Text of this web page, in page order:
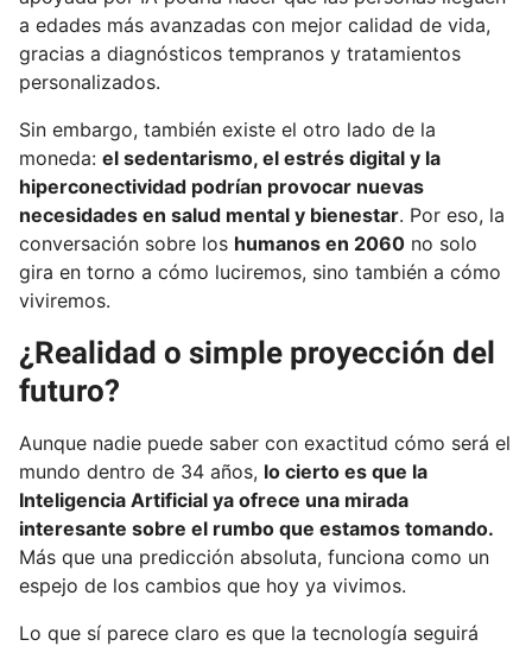
a edades más avanzadas con mejor calidad de vida,
gracias a diagnósticos tempranos y tratamientos
personalizados.
Sin embargo, también existe el otro lado de la
moneda: el sedentarismo, el estrés digital y la
hiperconectividad podrían provocar nuevas
necesidades en salud mental y bienestar. Por eso, la
conversación sobre los humanos en 2060 no solo
gira en torno a cómo luciremos, sino también a cómo
viviremos.
¿Realidad o simple proyección del
futuro?
Aunque nadie puede saber con exactitud cómo será el
mundo dentro de 34 años, lo cierto es que la
Inteligencia Artificial ya ofrece una mirada
interesante sobre el rumbo que estamos tomando.
Más que una predicción absoluta, funciona como un
espejo de los cambios que hoy ya vivimos.
Lo que sí parece claro es que la tecnología seguirá